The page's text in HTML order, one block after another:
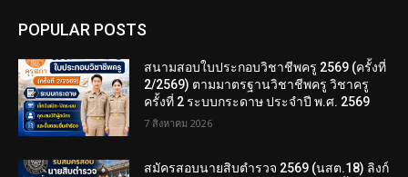
POPULAR POSTS
สนามสอบใบประกอบวิชาชีพครู 2569 (ครั้งที่
2/2569) ตามมาตรฐานวิชาชีพครู วิชาครู
ครั้งที่ 2 ระบบกระดาษ ประจำปี พ.ศ. 2569
7 สิงหาคม 2026
สมัครสอบนายสิบตำรวจ 2569 (นสต.18) ลิงก์